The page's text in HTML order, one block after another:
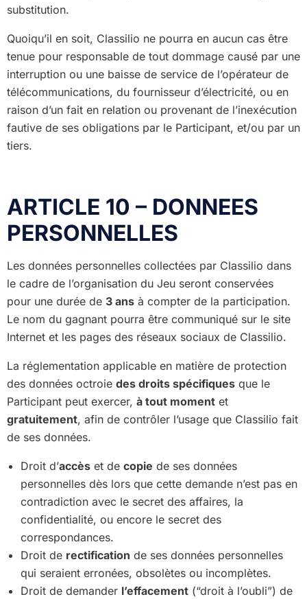
substitution.
Quoiqu’il en soit, Classilio ne pourra en aucun cas être
tenue pour responsable de tout dommage causé par une
interruption ou une baisse de service de l’opérateur de
télécommunications, du fournisseur d’électricité, ou en
raison d’un fait en relation ou provenant de l’inexécution
fautive de ses obligations par le Participant, et/ou par un
tiers.
ARTICLE 10 – DONNEES
PERSONNELLES
Les données personnelles collectées par Classilio dans
le cadre de l’organisation du Jeu seront conservées
pour une durée de 3 ans à compter de la participation.
Le nom du gagnant pourra être communiqué sur le site
Internet et les pages des réseaux sociaux de Classilio.
La réglementation applicable en matière de protection
des données octroie des droits spécifiques que le
Participant peut exercer, à tout moment et
gratuitement, afin de contrôler l’usage que Classilio fait
de ses données.
Droit d’accès et de copie de ses données
personnelles dès lors que cette demande n’est pas en
contradiction avec le secret des affaires, la
confidentialité, ou encore le secret des
correspondances.
Droit de rectification de ses données personnelles
qui seraient erronées, obsolètes ou incomplètes.
Droit de demander l’effacement (“droit à l’oubli”) de